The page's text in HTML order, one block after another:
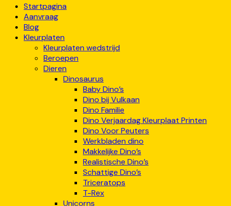
Startpagina
Aanvraag
Blog
Kleurplaten
Kleurplaten wedstrijd
Beroepen
Dieren
Dinosaurus
Baby Dino’s
Dino bij Vulkaan
Dino Familie
Dino Verjaardag Kleurplaat Printen
Dino Voor Peuters
Werkbladen dino
Makkelijke Dino’s
Realistische Dino’s
Schattige Dino’s
Triceratops
T-Rex
Unicorns